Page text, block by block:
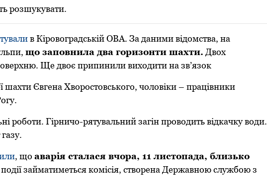
розшукувати.
в Кіровоградській ОВА. За даними відомства, на
що заповнила два горизонти шахти. Двох
Ще двоє припинили виходити на зв’язок
шахти Євгена Хворостовського, чоловіки – працівники
роботи. Гірничо-рятувальний загін проводить відкачку води.
, що аварія сталася вчора, 11 листопада, близько
займатиметься комісія, створена Державною службою з